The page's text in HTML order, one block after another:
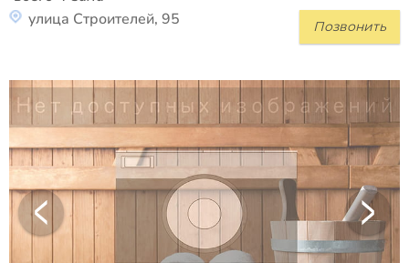
Позвонить
улица Строителей, 95